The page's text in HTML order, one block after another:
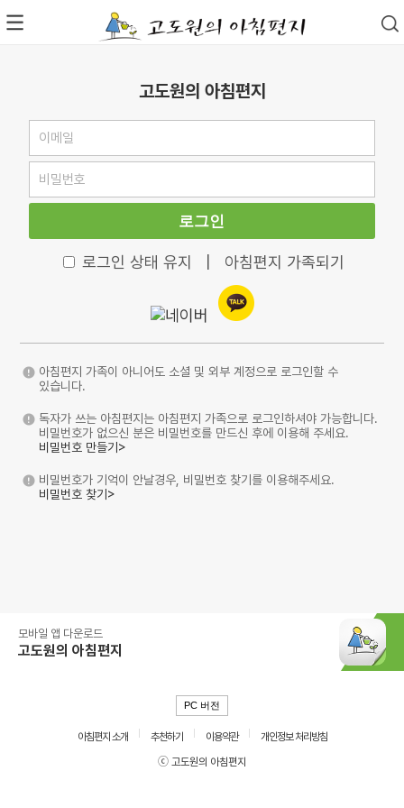
고도원의 아침편지
로그인
로그인 상태 유지 아침편지 가족되기
아침편지 가족이 아니어도 소셜 및 외부 계정으로 로그인할 수
있습니다.
독자가 쓰는 아침편지는 아침편지 가족으로 로그인하셔야 가능합니다.
비밀번호가 없으신 분은 비밀번호를 만드신 후에 이용해 주세요.
비밀번호 만들기>
비밀번호가 기억이 안날경우, 비밀번호 찾기를 이용해주세요.
비밀번호 찾기>
모바일 앱 다운로드
고도원의 아침편지
PC 버전
아침편지 소개 추천하기 이용약관
개인정보 처리방침
ⓒ 고도원의 아침편지